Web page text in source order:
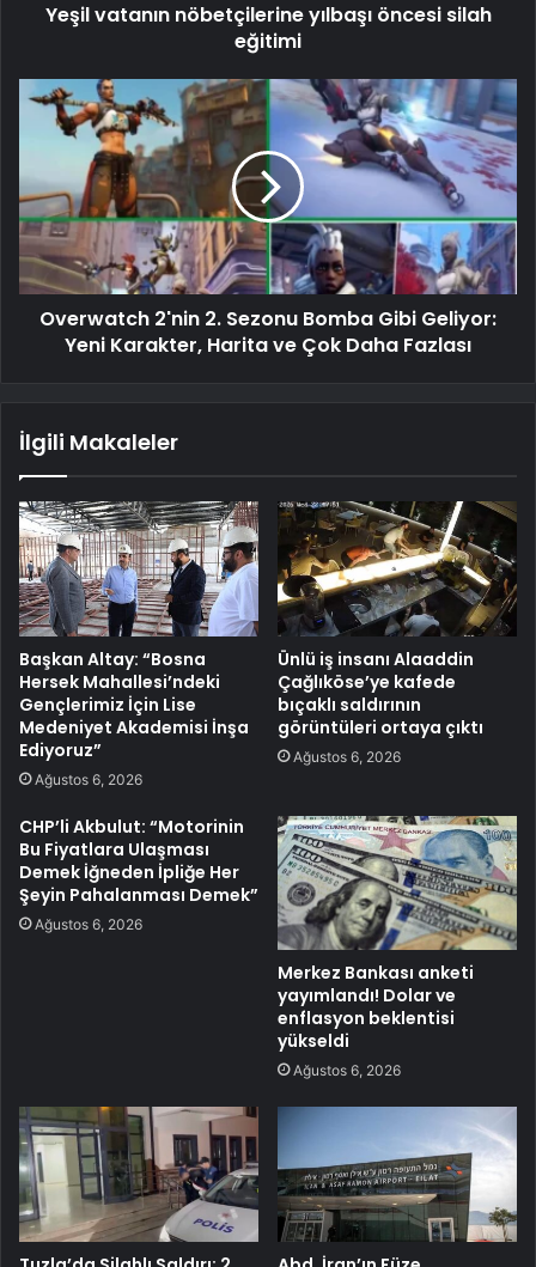
Yeşil vatanın nöbetçilerine yılbaşı öncesi silah
eğitimi
Overwatch 2'nin 2. Sezonu Bomba Gibi Geliyor:
Yeni Karakter, Harita ve Çok Daha Fazlası
İlgili Makaleler
Başkan Altay: “Bosna
Hersek Mahallesi’ndeki
Gençlerimiz İçin Lise
Medeniyet Akademisi İnşa
Ediyoruz”
Ağustos 6, 2026
Ünlü iş insanı Alaaddin
Çağlıköse’ye kafede
bıçaklı saldırının
görüntüleri ortaya çıktı
Ağustos 6, 2026
CHP’li Akbulut: “Motorinin
Bu Fiyatlara Ulaşması
Demek İğneden İpliğe Her
Şeyin Pahalanması Demek”
Ağustos 6, 2026
Merkez Bankası anketi
yayımlandı! Dolar ve
enflasyon beklentisi
yükseldi
Ağustos 6, 2026